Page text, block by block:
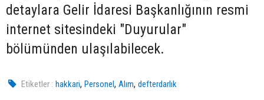
detaylara Gelir İdaresi Başkanlığının resmi
internet sitesindeki "Duyurular"
bölümünden ulaşılabilecek.
Etiketler : hakkari,Personel,Alım,defterdarlık